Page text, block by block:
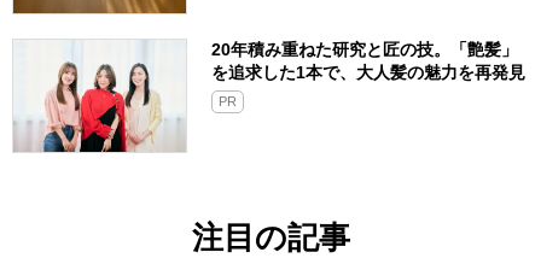
20年積み重ねた研究と匠の技。「艶髪」
を追求した1本で、大人髪の魅力を再発見
PR
注目の記事